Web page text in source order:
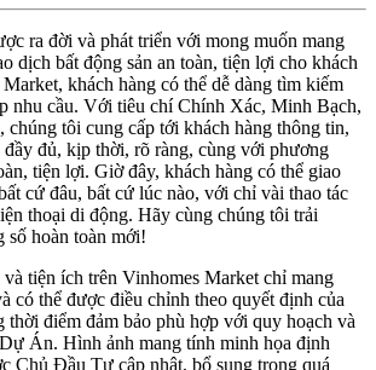
ra đời và phát triển với mong muốn mang
dịch bất động sản an toàn, tiện lợi cho khách
khách hàng có thể dễ dàng tìm kiếm
nhu cầu. Với tiêu chí Chính Xác, Minh Bạch,
tôi cung cấp tới khách hàng thông tin,
đầy đủ, kịp thời, rõ ràng, cùng với phương
tiện lợi. Giờ đây, khách hàng có thể giao
cứ đâu, bất cứ lúc nào, với chỉ vài thao tác
thoại di động. Hãy cùng chúng tôi trải
số hoàn toàn mới!
tiện ích trên Vinhomes Market chỉ mang
có thể được điều chỉnh theo quyết định của
điểm đảm bảo phù hợp với quy hoạch và
Án. Hình ảnh mang tính minh họa định
Chủ Đầu Tư cập nhật, bổ sung trong quá